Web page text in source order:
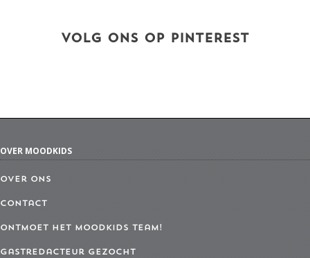
VOLG ONS OP PINTEREST
OVER MOODKIDS
Over ons
Contact
Ontmoet het MoodKids Team!
Gastredacteur gezocht